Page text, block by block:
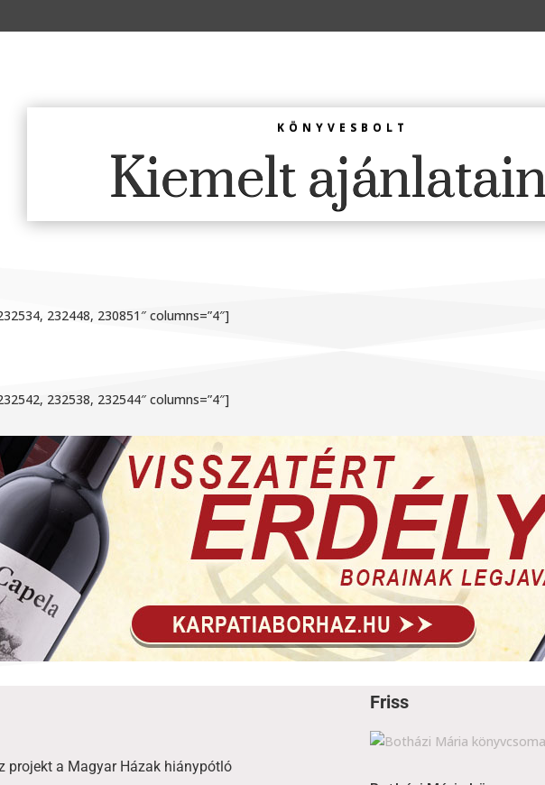
KÖNYVESBOLT
Kiemelt
232448, 230851″ columns=”4″]
232538, 232544″ columns=”4″]
projekt a Magyar Házak hiánypótló
Friss